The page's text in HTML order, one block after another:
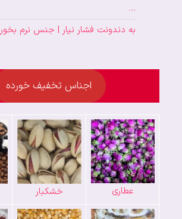
…
به دندونت فشار نیار | جنس نرم بخور
اجناس تخفیف خورده
عطاری خشکبار